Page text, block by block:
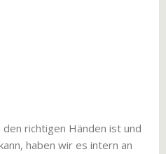
richtigen Händen ist und
haben wir es intern an